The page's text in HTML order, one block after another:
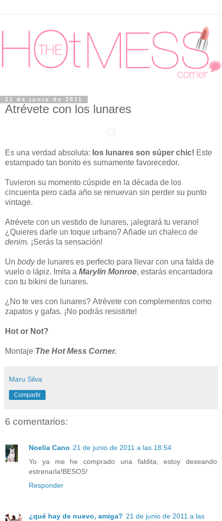
21 de junio de 2011
Atrévete con los lunares
Es una verdad absoluta: los lunares son súper chic! Este
estampado tan bonito es sumamente favorecedor.
Tuvieron su momento cúspide en la década de los
cincuenta pero cada año se renuevan sin perder su punto
vintage.
Atrévete con un vestido de lunares, ¡alegrará tu verano!
¿Quieres darle un toque urbano? Añade un chaleco de
denim. ¡Serás la sensación!
Un bodyde lunares es perfecto para llevar con una falda de
vuelo o lápiz. Imita a Marylin Monroe, estarás encantadora
con tu bikini de lunares.
¿No te ves con lunares? Atrévete con complementos como
zapatos y gafas. ¡No podrás resistirte!
Hot or Not?
Montaje The Hot Mess Corner.
Maru Silva
Compartir
6 comentarios:
Noelia Cano 21 de junio de 2011 a las 18:54
Yo ya me he comprado una faldita, estoy deseando
estrenarla!BESOS!
Responder
¿qué hay de nuevo, amiga? 21 de junio de 2011 a las